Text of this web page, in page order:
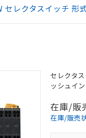
セレクタスイッチ 形
セレクタ
ッシュイ
在庫/販
在庫/販売